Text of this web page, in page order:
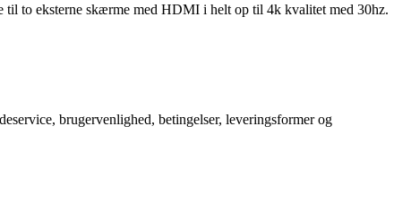
to eksterne skærme med HDMI i helt op til 4k kvalitet med 30hz.
brugervenlighed, betingelser, leveringsformer og